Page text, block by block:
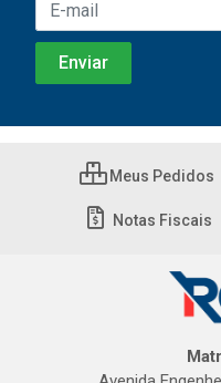
Meus Pedidos
Notas Fiscais